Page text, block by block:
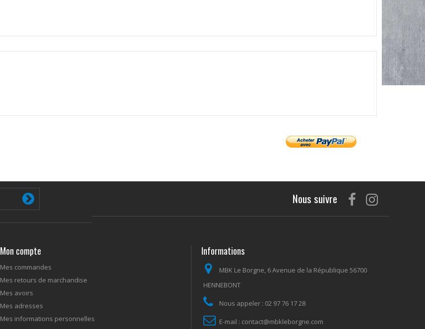
Nous suivre
Mon compte
Mes commandes
Mes retours de marchandise
Mes avoirs
Mes adresses
Mes informations personnelles
Informations
MBK Le Borgne, 6 Avenue de la République 56700
HENNEBONT
Nous appeler : 02 97 76 17 28
E-mail : contact@mbkleborgne.com